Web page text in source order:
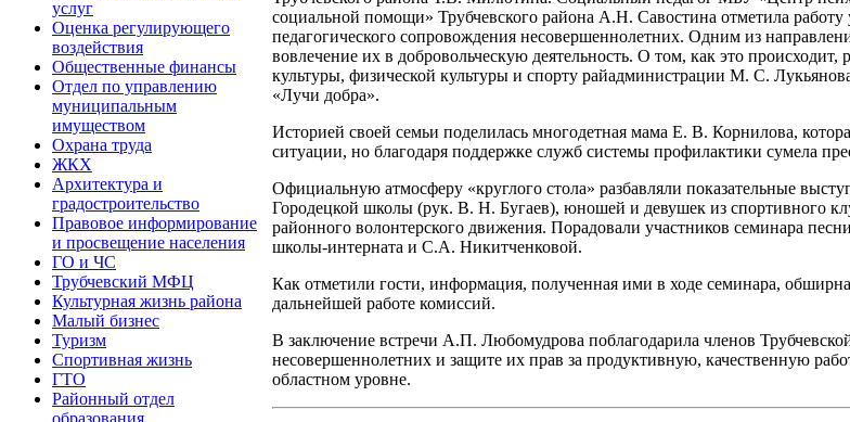
услуг
Оценка регулирующего
воздействия
Общественные финансы
Отдел по управлению
муниципальным
имуществом
Охрана труда
ЖКХ
Архитектура и
градостроительство
Правовое информирование
и просвещение населения
ГО и ЧС
Трубчевский МФЦ
Культурная жизнь района
Малый бизнес
Туризм
Спортивная жизнь
ГТО
Районный отдел
образования
социальной помощи» Трубчевского района А.Н. Савостина отметила работу
педагогического сопровождения несовершеннолетних. Одним из
вовлечение их в добровольческую деятельность. О том, как это происходит,
культуры, физической культуры и спорту райадминистрации М. С.
«Лучи добра».
Историей своей семьи поделилась многодетная мама Е. В. Корнилова,
ситуации, но благодаря поддержке служб системы профилактики сумела
Официальную атмосферу «круглого стола» разбавляли показательные
Городецкой школы (рук. В. Н. Бугаев), юношей и девушек из спортивного
районного волонтерского движения. Порадовали участников семинара
школы-интерната и С.А. Никитченковой.
Как отметили гости, информация, полученная ими в ходе семинара,
дальнейшей работе комиссий.
В заключение встречи А.П. Любомудрова поблагодарила членов
несовершеннолетних и защите их прав за продуктивную, качественную
областном уровне.